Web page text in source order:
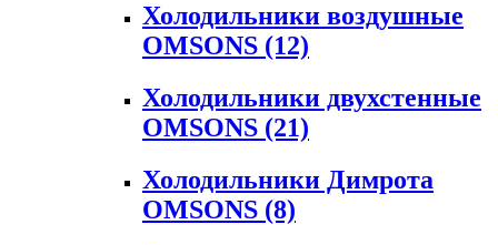
Холодильники воздушные
OMSONS (12)
Холодильники двухстенные
OMSONS (21)
Холодильники Димрота
OMSONS (8)